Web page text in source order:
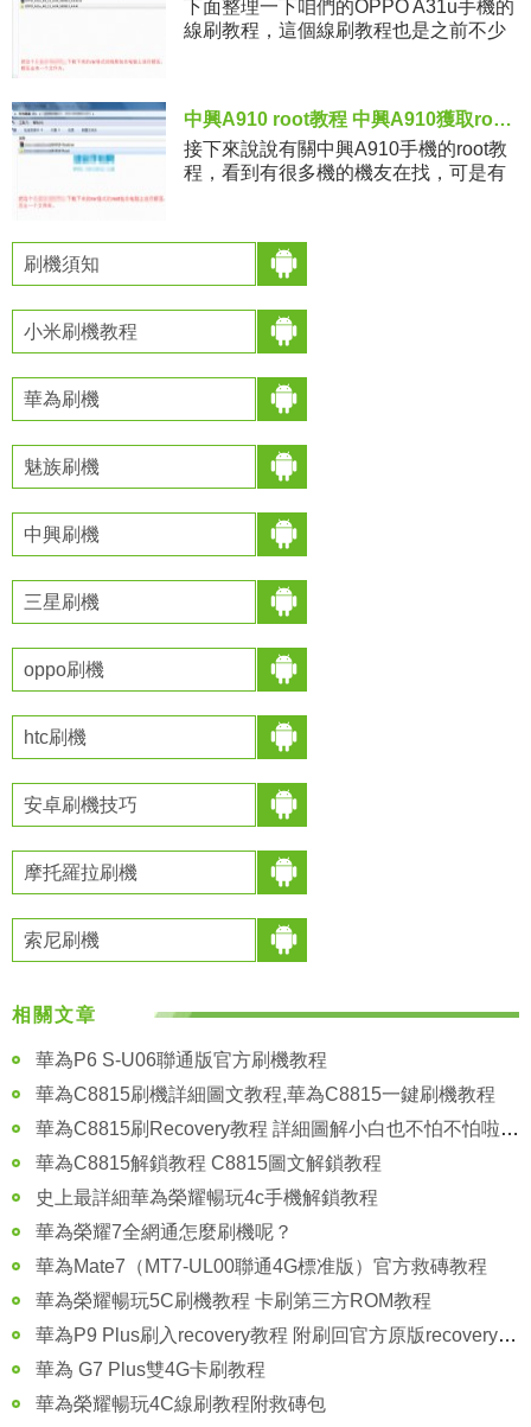
下面整理一下咱們的OPPO A31u手機的
線刷教程，這個線刷教程也是之前不少
中興A910 root教程 中興A910獲取root權限的方法
接下來說說有關中興A910手機的root教
程，看到有很多機的機友在找，可是有
一下詳細的root過
刷機須知
小米刷機教程
華為刷機
魅族刷機
中興刷機
三星刷機
oppo刷機
htc刷機
安卓刷機技巧
摩托羅拉刷機
索尼刷機
相關文章
華為P6 S-U06聯通版官方刷機教程
華為C8815刷機詳細圖文教程,華為C8815一鍵刷機教程
華為C8815刷Recovery教程 詳細圖解小白也不怕不怕啦 刷機必備
華為C8815解鎖教程 C8815圖文解鎖教程
史上最詳細華為榮耀暢玩4c手機解鎖教程
華為榮耀7全網通怎麼刷機呢？
華為Mate7（MT7-UL00聯通4G標准版）官方救磚教程
華為榮耀暢玩5C刷機教程 卡刷第三方ROM教程
華為P9 Plus刷入recovery教程 附刷回官方原版recovery方法圖解
華為 G7 Plus雙4G卡刷教程
華為榮耀暢玩4C線刷教程附救磚包